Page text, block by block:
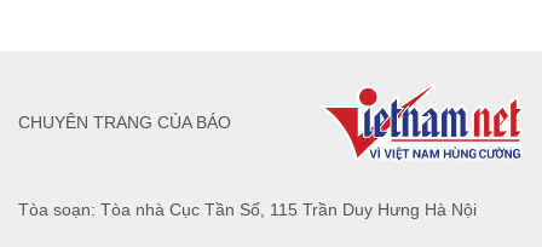
Tòa soạn: Tòa nhà Cục Tần Số, 115 Trần Duy Hưng Hà Nội
CHUYÊN TRANG CỦA BÁO